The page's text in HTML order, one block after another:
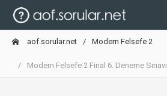
aof.sorular.net Modern Felsefe 2
Modern Felsefe 2 Final 6. Deneme Sınavı